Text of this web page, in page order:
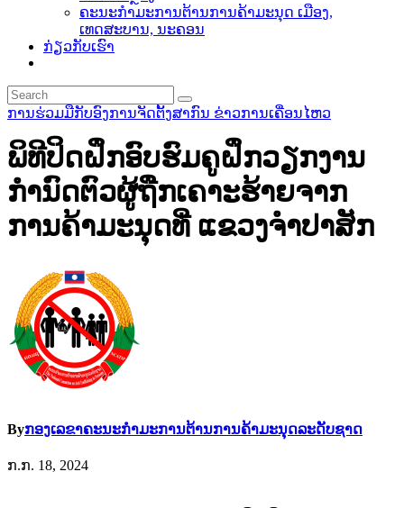
ຄະນະກຳມະການຕ້ານການຄ້າມະນຸດ ເມືອງ,
ເທດສະບານ, ນະຄອນ
ກ່ຽວກັບເຮົາ
ການຮ່ວມມືກັບອົງການຈັດຕັ້ງສາກົນ ຂ່າວການເຄື່ອນໄຫວ
ພິທີປິດຝຶກອົບຮົມຄູຝຶກວຽກງານ
ກໍານົດຕົວຜູ້ຖືກເຄາະຮ້າຍຈາກ
ການຄ້າມະນຸດທີ່ ແຂວງຈໍາປາສັກ
Byກອງເລຂາຄະນະກຳມະການຕ້ານການຄ້າມະນຸດລະດັບຊາດ
ກ.ກ. 18, 2024